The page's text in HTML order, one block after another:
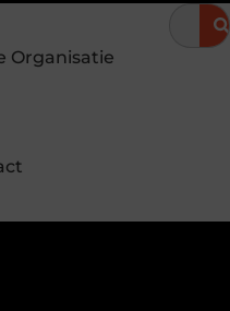
laten maken bijdraagt aan
Organisatie